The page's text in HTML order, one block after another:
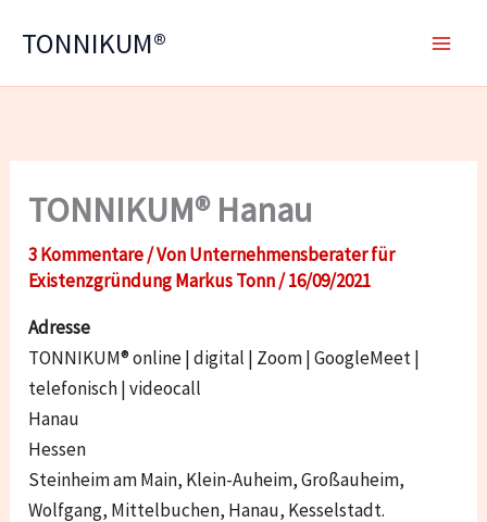
InhaltTONNIKUM®
TONNIKUM® Hanau
3 Kommentare/ VonUnternehmensberater für
Existenzgründung Markus Tonn/16/09/2021
Adresse
TONNIKUM® online | digital | Zoom | GoogleMeet |
telefonisch | videocall
Hanau
Hessen
Steinheim am Main, Klein-Auheim, Großauheim,
Wolfgang, Mittelbuchen, Hanau, Kesselstadt.